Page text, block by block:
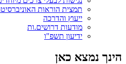
תמצית הוראות
ייעוץ והדרכה
מודעות דרושים.ות
ידיעון תשפ"ו
הינך נמצא כאן